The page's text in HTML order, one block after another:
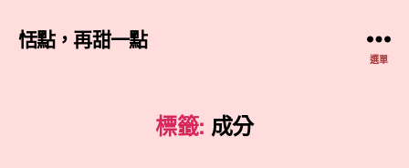
恬點，再甜一點
選單
標籤: 成分